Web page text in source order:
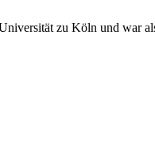
zu Köln und war